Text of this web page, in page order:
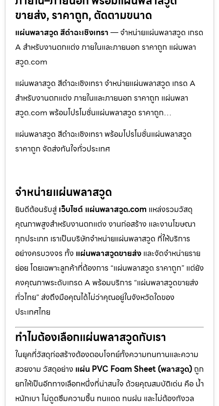
ขายส่ง, ราคาถูก, ตัดตามขนาด
แผ่นพลาสวูด สีดำฉะเชิงเทรา — จำหน่ายแผ่นพลาสวูด เกรด
A สำหรับงานตกแต่ง ภายในและภายนอก ราคาถูก แผ่นพลา
สวูด.com
แผ่นพลาสวูด สีดำฉะเชิงเทรา จำหน่ายแผ่นพลาสวูด เกรด A
สำหรับงานตกแต่ง ภายในและภายนอก ราคาถูก แผ่นพลา
สวูด.com พร้อมโปรโมชั่นแผ่นพลาสวูด ราคาถูก…
แผ่นพลาสวูด สีดำฉะเชิงเทรา พร้อมโปรโมชั่นแผ่นพลาสวูด
ราคาถูก จัดส่งทันใจทั่วประเทศ
จำหน่ายแผ่นพลาสวูด
ยินดีต้อนรับสู่ เว็บไซต์ แผ่นพลาสวูด.com แหล่งรวมวัสดุ
คุณภาพสูงสำหรับงานตกแต่ง งานก่อสร้าง และงานโฆษณา
ทุกประเภท เราเป็นบริษัทจำหน่ายแผ่นพลาสวูด ที่ให้บริการ
อย่างครบวงจร ทั้ง แผ่นพลาสวูดขายส่ง และจัดจำหน่ายราย
ย่อย โดยเฉพาะลูกค้าที่ต้องการ “แผ่นพลาสวูด ราคาถูก” แต่ยัง
คงคุณภาพระดับเกรด A พร้อมบริการ “แผ่นพลาสวูดขายส่ง
ทั่วไทย” ส่งถึงมือคุณได้ไม่ว่าคุณอยู่ในจังหวัดใดของ
ประเทศไทย
ทำไมต้องเลือกแผ่นพลาสวูดกับเรา
ในยุคที่วัสดุก่อสร้างต้องตอบโจทย์ทั้งความทนทานและความ
สวยงาม วัสดุอย่าง แผ่น PVC Foam Sheet (พลาสวูด) ถูก
ยกให้เป็นอีกทางเลือกหนึ่งที่น่าสนใจ ด้วยคุณสมบัติเด่น คือ น้ำ
หนักเบา ไม่ดูดซึมความชื้น ทนแดด ทนฝน และไม่ต้องกังวล